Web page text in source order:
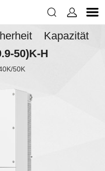
 
Kapazität
50)K-H
50K